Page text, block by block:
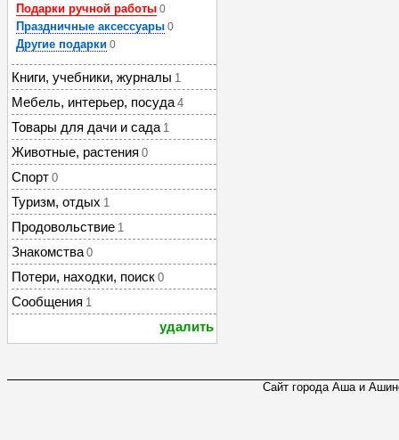
Подарки ручной работы 0
Праздничные аксессуары 0
Другие подарки 0
Книги, учебники, журналы 1
Мебель, интерьер, посуда 4
Товары для дачи и сада 1
Животные, растения 0
Спорт 0
Туризм, отдых 1
Продовольствие 1
Знакомства 0
Потери, находки, поиск 0
Сообщения 1
удалить
Сайт города Аша и